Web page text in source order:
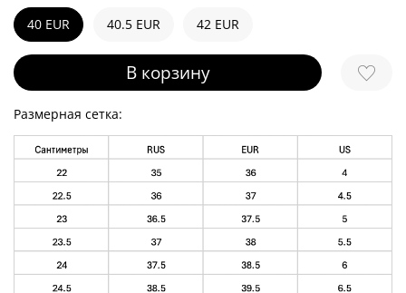
В корзину
40 EUR
40.5 EUR 42 EUR
Размерная сетка: